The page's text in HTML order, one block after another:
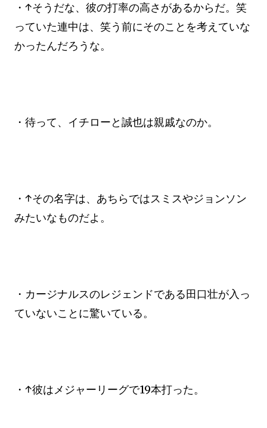
・↑そうだな、彼の打率の高さがあるからだ。笑
っていた連中は、笑う前にそのことを考えていな
かったんだろうな。
・待って、イチローと誠也は親戚なのか。
・↑その名字は、あちらではスミスやジョンソン
みたいなものだよ。
・カージナルスのレジェンドである田口壮が入っ
ていないことに驚いている。
・↑彼はメジャーリーグで19本打った。